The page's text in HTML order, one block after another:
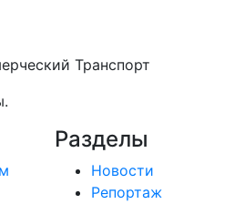
Транспорт
Разделы
Новости
Репортаж